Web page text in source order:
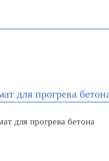
для прогрева